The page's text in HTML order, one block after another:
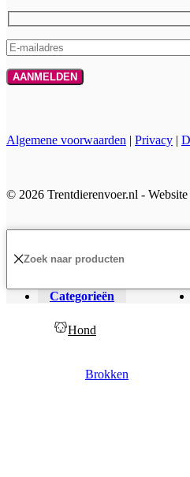
Algemene voorwaarden | Privacy |
© 2026 Trentdierenvoer.nl -
Categorieën
Hond
Brokken